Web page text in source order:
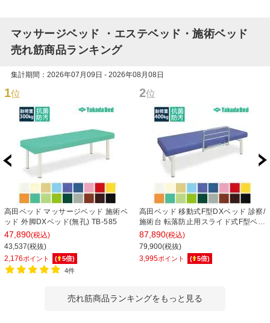
マッサージベッド ・エステベッド・施術ベッド
売れ筋商品ランキング
集計期間：2026年07月09日 - 2026年08月08日
1位
高田ベッド マッサージベッド 施術ベ
ッド 外脚DXベッド(無孔) TB-585
47,890(税込)
43,537(税抜)
2,176ポイント ( 5倍)
4件
2位
高田ベッド 移動式F型DXベッド 診察/
施術台 転落防止用スライド式F型ベッ
ドガード付属 TB-266 サイズ/カラー
(18色)選択可能
87,890(税込)
79,900(税抜)
3,995ポイント ( 5倍)
売れ筋商品ランキングをもっと見る